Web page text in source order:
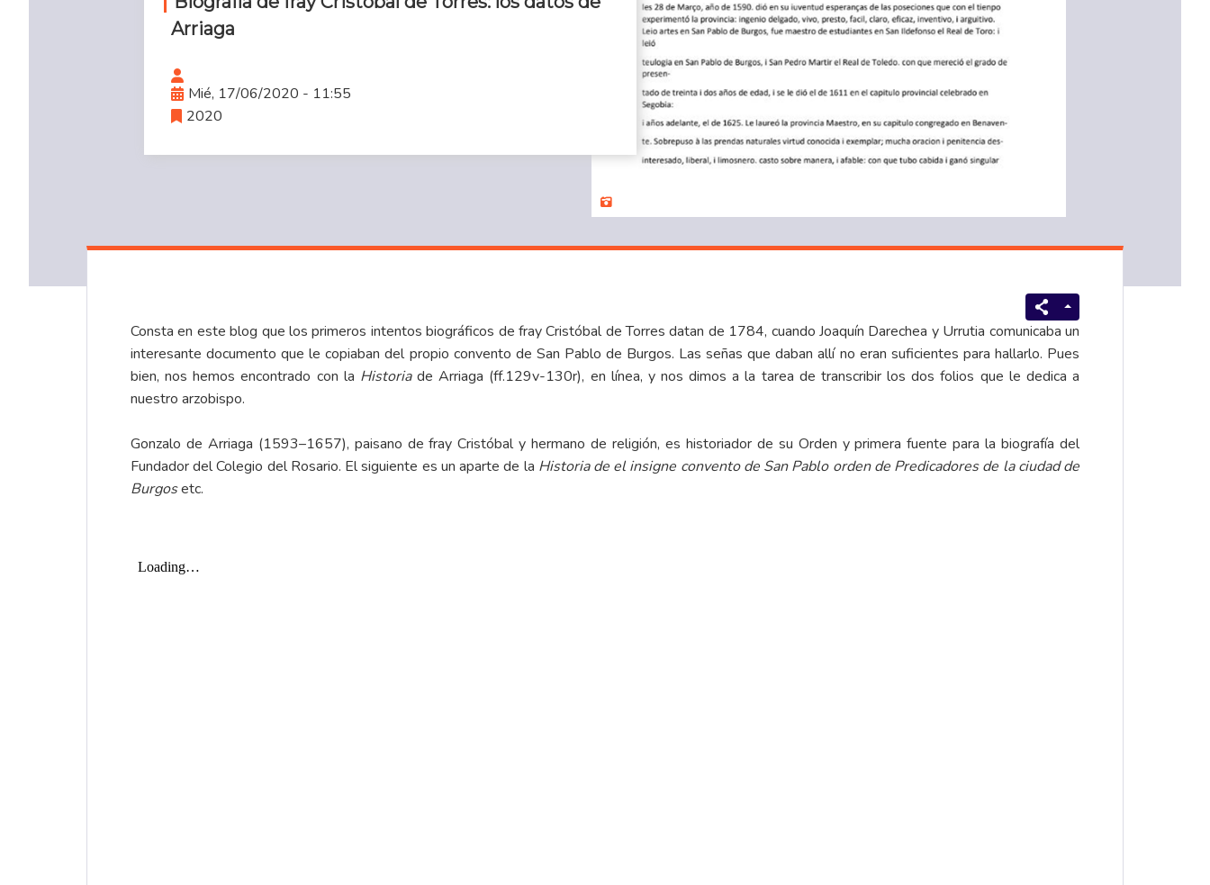
Arriaga
Mié, 17/06/2020 - 11:55
2020
Consta en este blog que los primeros intentos biográficos de fray Cristóbal de Torres datan de 1784, cuandoJoaquín Darechea y Urrutia comunicaba un
interesante documento que le copiaban del propio convento de San Pablo de Burgos. Las señas que daban allí no eran suficientes para hallarlo. Pues
bien, nos hemos encontrado con la Historiade Arriaga (ff.129v-130r), en línea, y nos dimos a la tarea de transcribir los dos folios que le dedica a
nuestro arzobispo.
Gonzalo de Arriaga (1593–1657), paisano de fray Cristóbal y hermano de religión, es historiador de su Orden y primera fuente para la biografía del
Fundador del Colegio del Rosario. El siguiente es un aparte de la Historia de el insigne convento de San Pablo orden de Predicadores de la ciudad de
Burgosetc.